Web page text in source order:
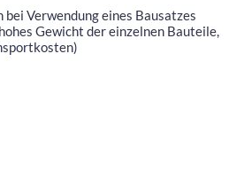
Verwendung eines Bausatzes
Gewicht der einzelnen Bauteile,